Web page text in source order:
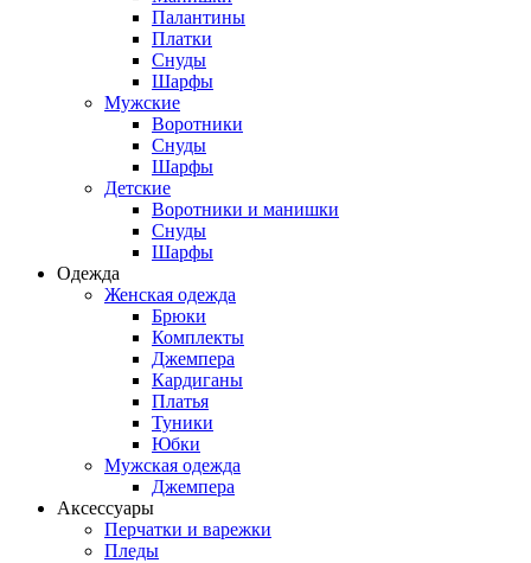
Палантины
Платки
Снуды
Шарфы
Мужские
Воротники
Снуды
Шарфы
Детские
Воротники и манишки
Снуды
Шарфы
Одежда
Женская одежда
Брюки
Комплекты
Джемпера
Кардиганы
Платья
Туники
Юбки
Мужская одежда
Джемпера
Аксессуары
Перчатки и варежки
Пледы